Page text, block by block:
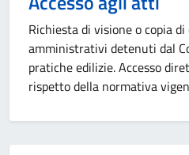
Richiesta di visione o copia
amministrativi detenuti dal
pratiche edilizie. Accesso
rispetto della normativa